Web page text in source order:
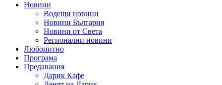
Новини
Водещи новини
Новини България
Новини от Света
Регионални новини
Любопитно
Програма
Предавания
Дарик Кафе